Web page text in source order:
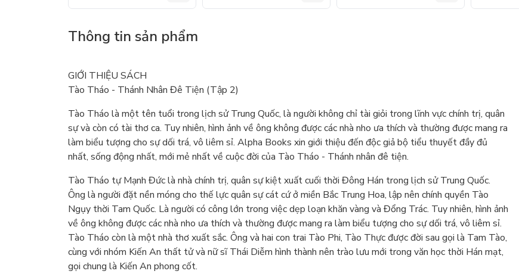
Thông tin sản phẩm
GIỚI THIỆU SÁCH
Tào Tháo - Thánh Nhân Đê Tiện (Tập 2)
Tào Tháo là một tên tuổi trong lịch sử Trung Quốc, là người không chỉ tài giỏi trong lĩnh vực chính trị, quân
sự và còn có tài thơ ca. Tuy nhiên, hình ảnh về ông không được các nhà nho ưa thích và thường được mang ra
làm biểu tượng cho sự dối trá, vô liêm sỉ. Alpha Books xin giới thiệu đến độc giả bộ tiểu thuyết đầy đủ
nhất, sống động nhất, mới mẻ nhất về cuộc đời của Tào Tháo - Thánh nhân đê tiện.
Tào Tháo tự Mạnh Đức là nhà chính trị, quân sự kiệt xuất cuối thời Đông Hán trong lịch sử Trung Quốc.
Ông là người đặt nền móng cho thế lực quân sự cát cứ ở miền Bắc Trung Hoa, lập nên chính quyền Tào
Ngụy thời Tam Quốc. Là người có công lớn trong việc dẹp loạn khăn vàng và Đổng Trác. Tuy nhiên, hình ảnh
về ông không được các nhà nho ưa thích và thường được mang ra làm biểu tượng cho sự dối trá, vô liêm sỉ.
Tào Tháo còn là một nhà thơ xuất sắc. Ông và hai con trai Tào Phi, Tào Thực được đời sau gọi là Tam Tào,
cùng với nhóm Kiến An thất tử và nữ sĩ Thái Diễm hình thành nên trào lưu mới trong văn học thời Hán mạt,
gọi chung là Kiến An phong cốt.